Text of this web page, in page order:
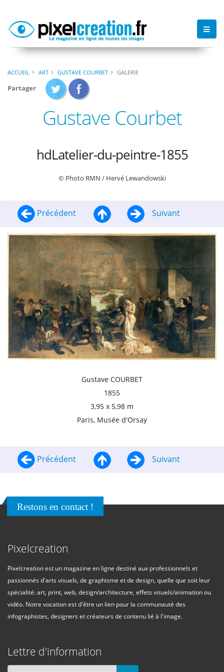
ACCUEIL ART GUSTAVE COURBET GALERIE
Partager
Gustave Courbet
hdLatelier-du-peintre-1855
© Photo RMN / Hervé Lewandowski
Précédent Suivant
Gustave COURBET
1855
3,95 x 5,98 m
Paris, Musée d'Orsay
Précédent Suivant
Restons en contact !
Pixelcreation
Pixelcreation est un magazine en ligne destiné aux professionnels et
passionnés d'arts visuels, de graphisme et de design, quelle que soit leur
spécialité: art, print, web, design/architecture, effets visuels/animation ou
vidéo. Notre vocation est d'être un lien pour la communauté des
infographistes, designers et créateurs de contenu lié à l'image.
Lettre d'information